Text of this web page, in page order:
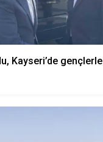
Kayseri’de gençlerle